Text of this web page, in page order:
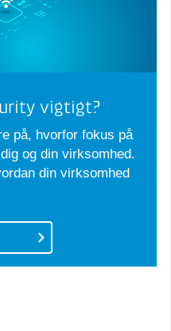
vigtigt?
på, hvorfor fokus på
og din virksomhed.
din virksomhed